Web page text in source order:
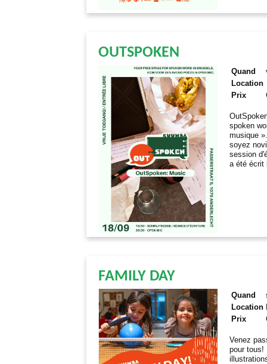
OUTSPOKEN
Quand
Location
Prix
spoken
musique
soyez
session
a été écrit
FAMILY DAY
Quand
Location
Prix
Venez
pour tous!